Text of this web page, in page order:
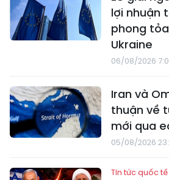
lợi nhuận
phong
Ukraine
06/08/2026
Iran và
thuận về
mới qua
05/08/2026
Tin tức quốc tế